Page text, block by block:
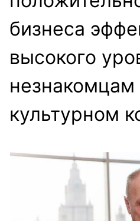
бизнеса
высокого
незнакомцам
культурном